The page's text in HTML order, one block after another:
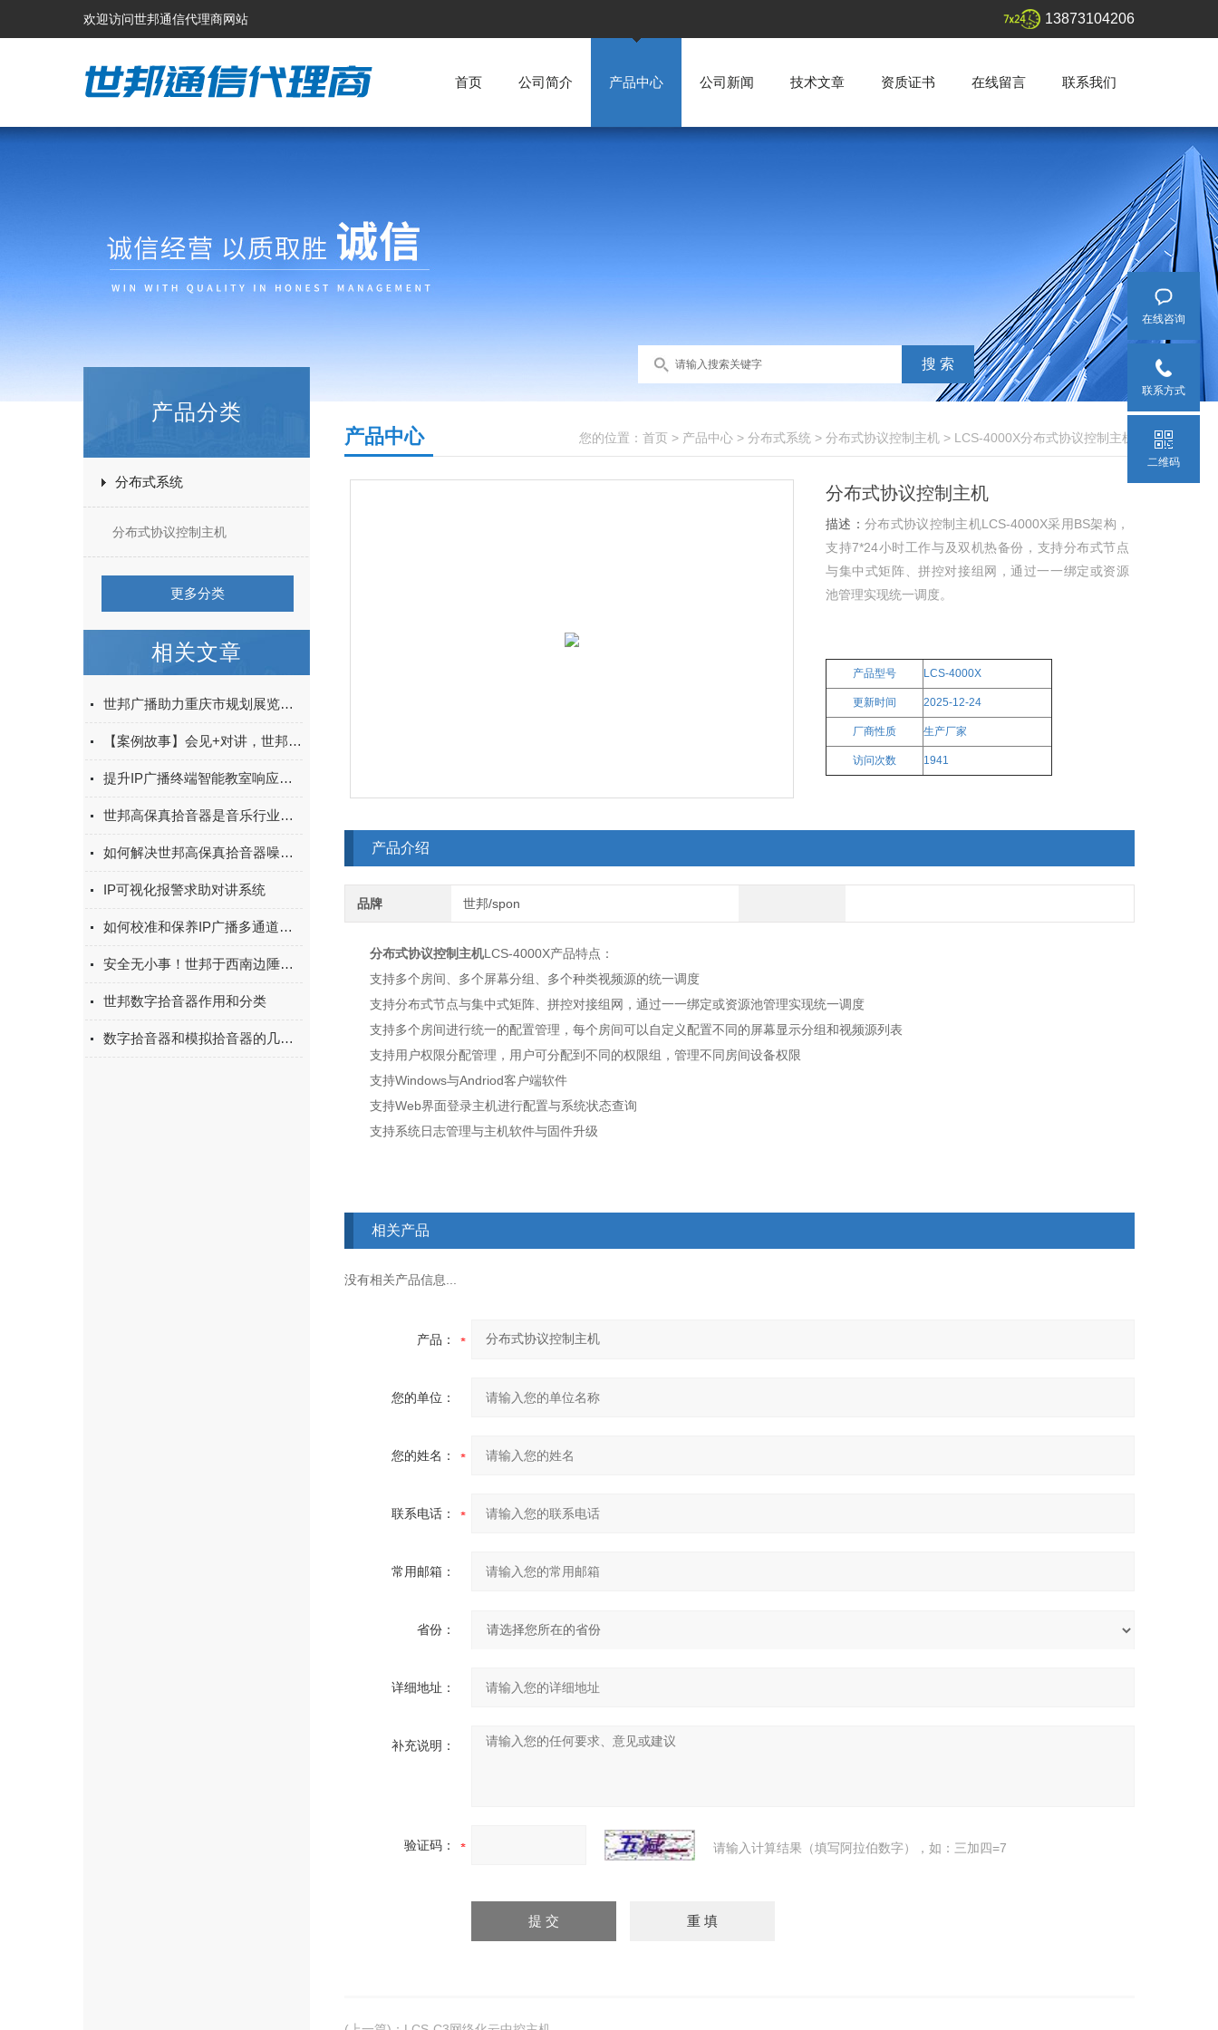
欢迎访问世邦通信代理商网站 13873104206
首页 公司简介 产品中心 公司新闻 技术文章 资质证书 在线留言 联系我们
产品分类
分布式系统
分布式协议控制主机
更多分类
相关文章
世邦广播助力重庆市规划展览馆信息化建设
【案例故事】会见+对讲，世邦让会见更有温度
提升IP广播终端智能教室响应速度的关键技术
世邦高保真拾音器是音乐行业中不可少的设备
如何解决世邦高保真拾音器噪声过大的问题？
IP可视化报警求助对讲系统
如何校准和保养IP广播多通道音频放大器
安全无小事！世邦于西南边陲守护“死亡之坡”
世邦数字拾音器作用和分类
数字拾音器和模拟拾音器的几个区别
您的位置： 首页 > 产品中心 > 分布式系统 > 分布式协议控制主机 > LCS-4000X分布式协议控制主机
产品中心
分布式协议控制主机
描述： 分布式协议控制主机LCS-4000X采用BS架构，
支持7*24小时工作与及双机热备份，支持分布式节点
与集中式矩阵、拼控对接组网，通过一一绑定或资源
池管理实现统一调度。
产品型号 LCS-4000X
更新时间 2025-12-24
厂商性质 生产厂家
访问次数 1941
产品介绍
品牌 世邦/spon
分布式协议控制主机LCS-4000X产品特点：
支持多个房间、多个屏幕分组、多个种类视频源的统一调度
支持分布式节点与集中式矩阵、拼控对接组网，通过一一绑定或资源池管理实现统一调度
支持多个房间进行统一的配置管理，每个房间可以自定义配置不同的屏幕显示分组和视频源列表
支持用户权限分配管理，用户可分配到不同的权限组，管理不同房间设备权限
支持Windows与Andriod客户端软件
支持Web界面登录主机进行配置与系统状态查询
支持系统日志管理与主机软件与固件升级
相关产品
没有相关产品信息...
产品：
您的单位：
您的姓名：
联系电话：
常用邮箱：
省份：
详细地址：
补充说明：
验证码： 请输入计算结果（填写阿拉伯数字），如：三加四=7
在线咨询
联系方式
二维码